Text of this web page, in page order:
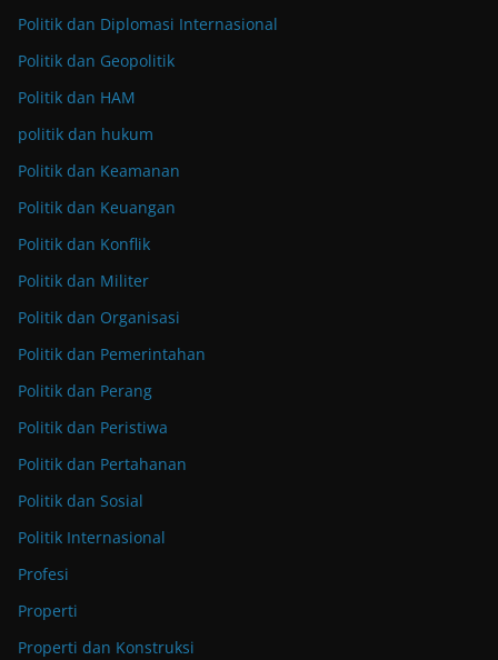
Politik dan Diplomasi Internasional
Politik dan Geopolitik
Politik dan HAM
politik dan hukum
Politik dan Keamanan
Politik dan Keuangan
Politik dan Konflik
Politik dan Militer
Politik dan Organisasi
Politik dan Pemerintahan
Politik dan Perang
Politik dan Peristiwa
Politik dan Pertahanan
Politik dan Sosial
Politik Internasional
Profesi
Properti
Properti dan Konstruksi